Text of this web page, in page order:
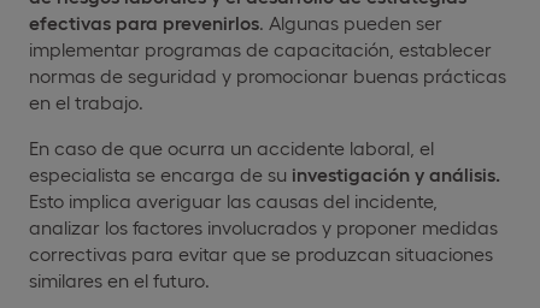
efectivas para prevenirlos. Algunas pueden ser
implementar programas de capacitación, establecer
normas de seguridad y promocionar buenas prácticas
en el trabajo.
En caso de que ocurra un accidente laboral, el
especialista se encarga de su investigación y análisis.
Esto implica averiguar las causas del incidente,
analizar los factores involucrados y proponer medidas
correctivas para evitar que se produzcan situaciones
similares en el futuro.